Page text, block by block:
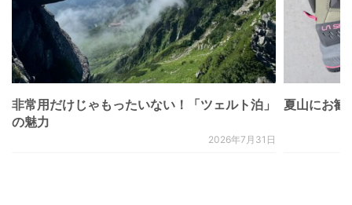
非常用だけじゃもったいない！「ツェルト泊」
の魅力
2026年7月31日
夏山にお